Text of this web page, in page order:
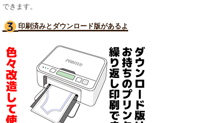
できます。
印刷済みとダウンロード版があるよ